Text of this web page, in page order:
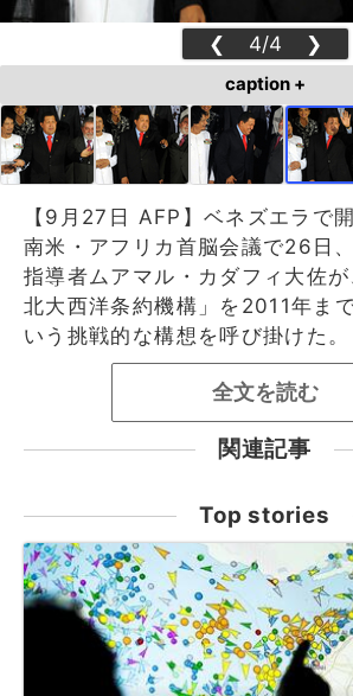
❮ 4/4 ❯
caption +
【9月27日 AFP】ベネズエラで
南米・アフリカ首脳会議で26日
指導者ムアマル・カダフィ大佐が
北大西洋条約機構」を2011年ま
いう挑戦的な構想を呼び掛けた。
全文を読む
関連記事
Top stories